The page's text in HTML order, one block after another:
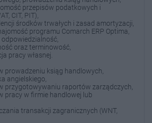
przepisów podatkowych i
CIT, PIT),
środków trwałych i zasad amortyzacji,
programu Comarch ERP Optima,
oraz terminowość,
pracy własnej.
prowadzeniu ksiąg handlowych,
angielskiego,
przygotowywaniu raportów zarządczych,
pracy w firmie handlowej lub
transakcji zagranicznych (WNT,